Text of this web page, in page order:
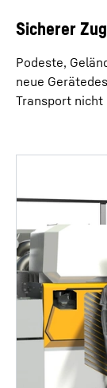
Sicherer
Podeste,
neue
Transport